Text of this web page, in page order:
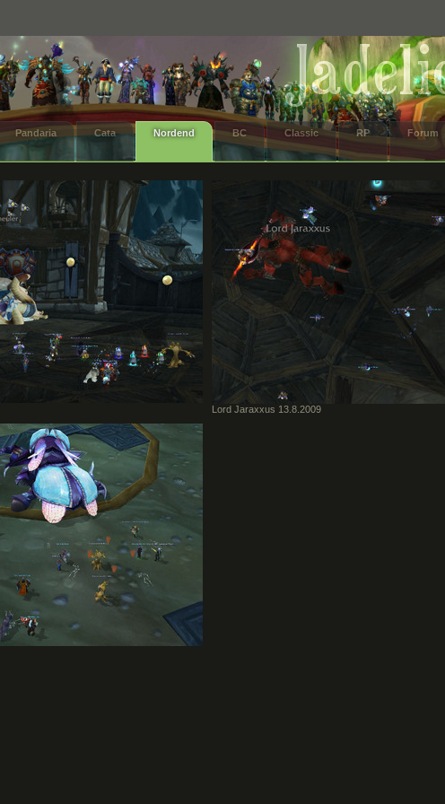
Pandaria Cata Nordend BC Classic RP Forum
Lord Jaraxxus 13.8.2009